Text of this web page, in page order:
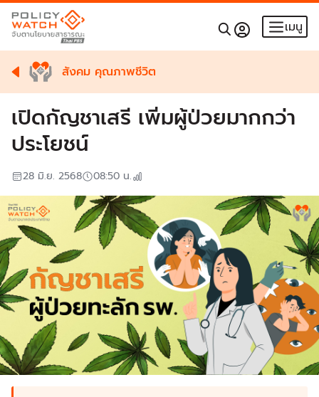
เมนู
สังคม คุณภาพชีวิต
เปิดกัญชาเสรี เพิ่มผู้ป่วยมากกว่า
ประโยชน์
28 มิ.ย. 2568 08:50 น.